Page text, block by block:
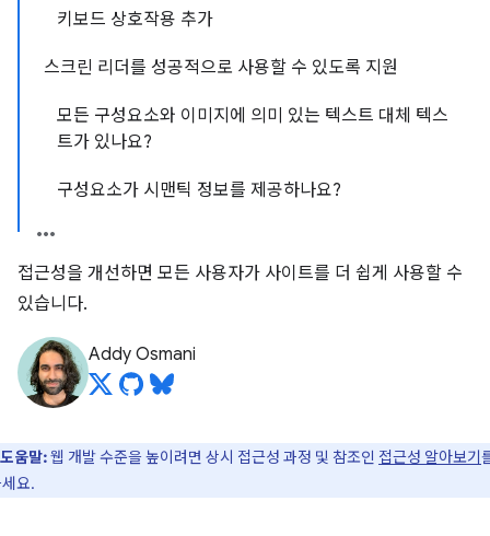
키보드 상호작용 추가
스크린 리더를 성공적으로 사용할 수 있도록 지원
모든 구성요소와 이미지에 의미 있는 텍스트 대체 텍스
트가 있나요?
구성요소가 시맨틱 정보를 제공하나요?
접근성을 개선하면 모든 사용자가 사이트를 더 쉽게 사용할 수
있습니다.
Addy Osmani
도움말:웹 개발 수준을 높이려면 상시 접근성 과정 및 참조인 접근성 알아보기
요.